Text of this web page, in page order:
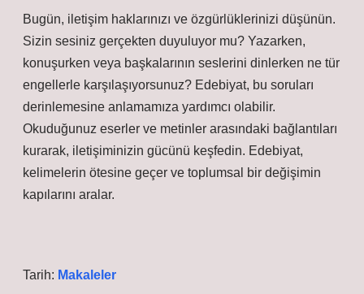
Bugün, iletişim haklarınızı ve özgürlüklerinizi düşünün.
Sizin sesiniz gerçekten duyuluyor mu? Yazarken,
konuşurken veya başkalarının seslerini dinlerken ne tür
engellerle karşılaşıyorsunuz? Edebiyat, bu soruları
derinlemesine anlamamıza yardımcı olabilir.
Okuduğunuz eserler ve metinler arasındaki bağlantıları
kurarak, iletişiminizin gücünü keşfedin. Edebiyat,
kelimelerin ötesine geçer ve toplumsal bir değişimin
kapılarını aralar.
Tarih: Makaleler